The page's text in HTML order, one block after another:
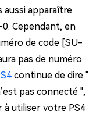
apparaître
Cependant, en
de code [SU-
pas de numéro
continue de dire "
pas connecté ",
utiliser votre PS4